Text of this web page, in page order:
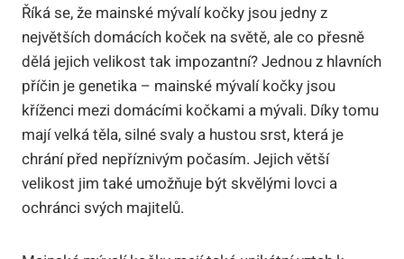
Říká se, že mainské mývalí kočky jsou jedny z
největších domácích koček na světě, ale co přesně
dělá jejich velikost tak impozantní? Jednou z hlavních
příčin je genetika – mainské mývalí kočky jsou
kříženci mezi domácími kočkami a mývali. Díky tomu
mají velká těla, silné svaly a hustou srst, která je
chrání před nepříznivým počasím. Jejich větší
velikost jim také umožňuje být skvělými lovci a
ochránci svých majitelů.